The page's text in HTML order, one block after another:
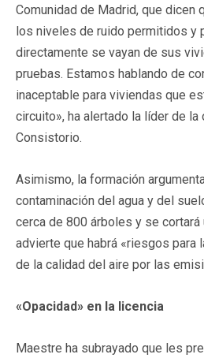
Comunidad de Madrid, que dicen
los niveles de ruido permitidos y
directamente se vayan de sus
pruebas. Estamos hablando de
inaceptable para viviendas que
circuito», ha alertado la líder de la
Consistorio.
Asimismo, la formación
contaminación del agua y del
cerca de 800 árboles y se cortará
advierte que habrá «riesgos para
de la calidad del aire por las
«Opacidad» en la licencia
Maestre ha subrayado que les